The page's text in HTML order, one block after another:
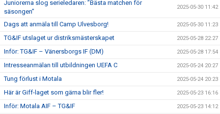
Juniorerna slog serieledaren: ”Bästa matchen för
säsongen”
2025-05-30 11:42
Dags att anmäla till Camp Ulvesborg! 2025-05-30 11:23
TG&IF utslaget ur distriksmästerskapet 2025-05-28 22:27
Inför: TG&IF – Vänersborgs IF (DM) 2025-05-28 17:54
Intresseanmälan till utbildningen UEFA C 2025-05-24 20:27
Tung förlust i Motala 2025-05-24 20:23
Här är Giff-laget som gärna blir fler! 2025-05-23 16:16
Inför: Motala AIF – TG&IF 2025-05-23 14:12